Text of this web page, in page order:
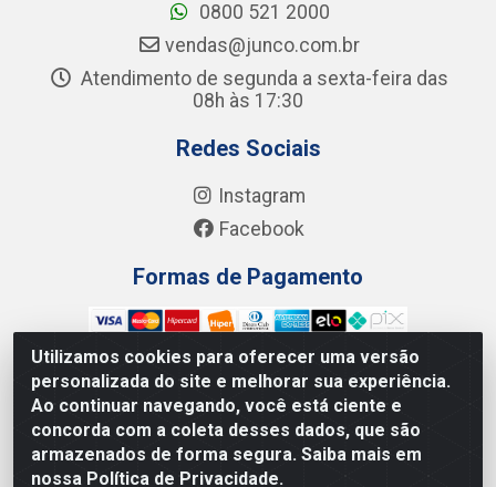
Utilizamos cookies para oferecer uma versão
personalizada do site e melhorar sua experiência.
Ao continuar navegando, você está ciente e
concorda com a coleta desses dados, que são
armazenados de forma segura. Saiba mais em
nossa Política de Privacidade.
0800 521 2000
vendas@junco.com.br
Atendimento de segunda a sexta-feira das
08h às 17:30
Redes Sociais
Instagram
Facebook
Formas de Pagamento
Junco Industria e Comercio Ltda - R. Lineu Anterino
Mariano, 505 - Distrito Industrial, Uberlândia - MG CEP
38.402-346 - CNPJ: 66.312.653/0001-14